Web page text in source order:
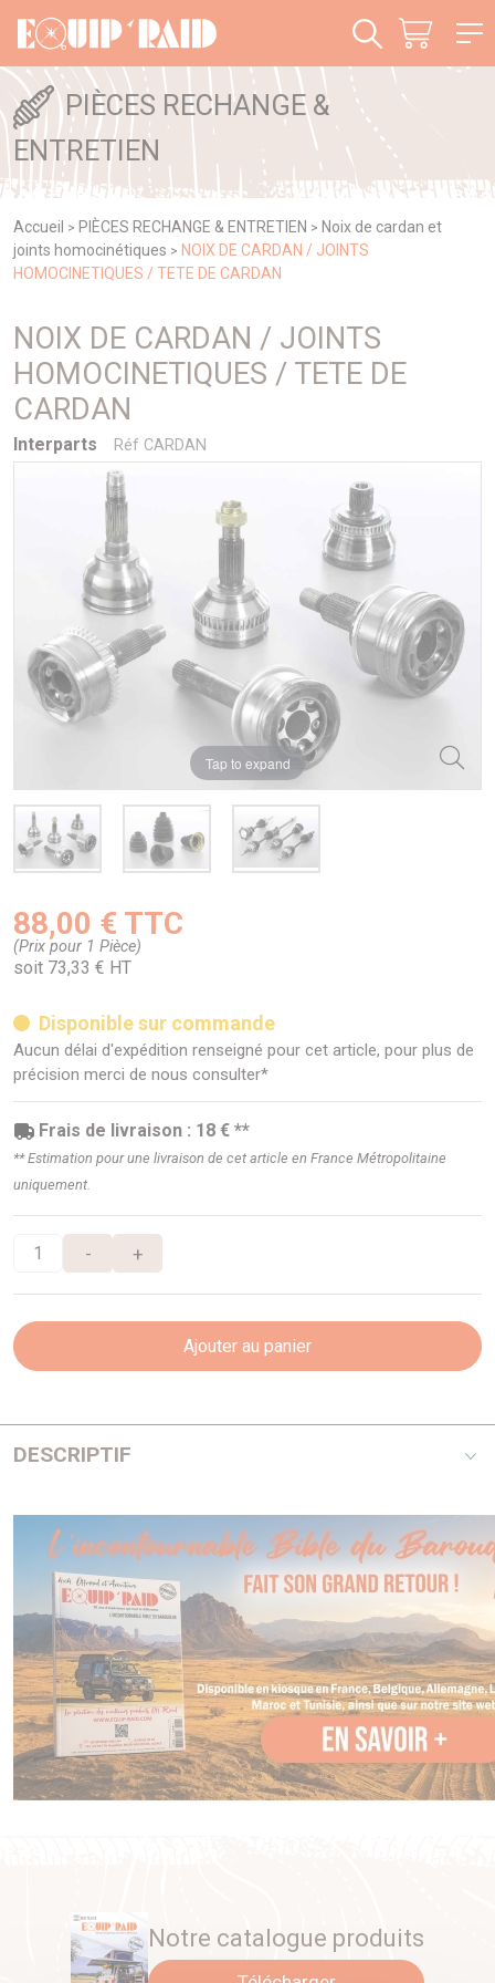
PIÈCES RECHANGE &
ENTRETIEN
Accueil > PIÈCES RECHANGE & ENTRETIEN > Noix de cardan et
joints homocinétiques > NOIX DE CARDAN / JOINTS
HOMOCINETIQUES / TETE DE CARDAN
NOIX DE CARDAN / JOINTS
HOMOCINETIQUES / TETE DE
CARDAN
Interparts Réf CARDAN
Tap to expand
88,00 € TTC
(Prix pour 1 Pièce)
soit 73,33 € HT
Disponible sur commande
Aucun délai d'expédition renseigné pour cet article, pour plus de
précision merci de nous consulter*
Frais de livraison : 18 € **
** Estimation pour une livraison de cet article en France Métropolitaine
uniquement.
- +
Ajouter au panier
DESCRIPTIF
(le prix varie selon le modèle de véhicule)
noix de cardan disponible pour tous les 4x4 du marchés
également disponible cardan et soufflet
Notre catalogue produits
Panneau de gestion des cookies